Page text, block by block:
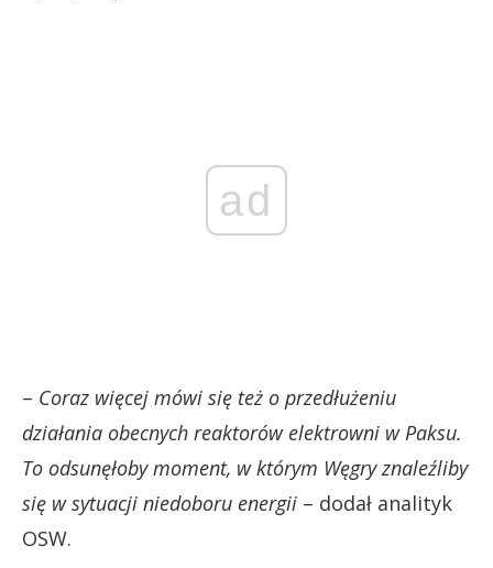
ad
– Coraz więcej mówi się też o przedłużeniu
działania obecnych reaktorów elektrowni w Paksu.
To odsunęłoby moment, w którym Węgry znaleźliby
się w sytuacji niedoboru energii – dodał analityk
OSW.